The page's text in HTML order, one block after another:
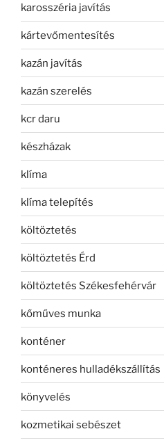
karosszéria javítás
kártevőmentesítés
kazán javítás
kazán szerelés
kcr daru
készházak
klíma
klíma telepítés
költöztetés
költöztetés Érd
költöztetés Székesfehérvár
kőműves munka
konténer
konténeres hulladékszállítás
könyvelés
kozmetikai sebészet